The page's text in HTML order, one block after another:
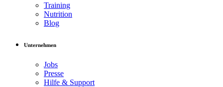
Training
Nutrition
Blog
Unternehmen
Jobs
Presse
Hilfe & Support